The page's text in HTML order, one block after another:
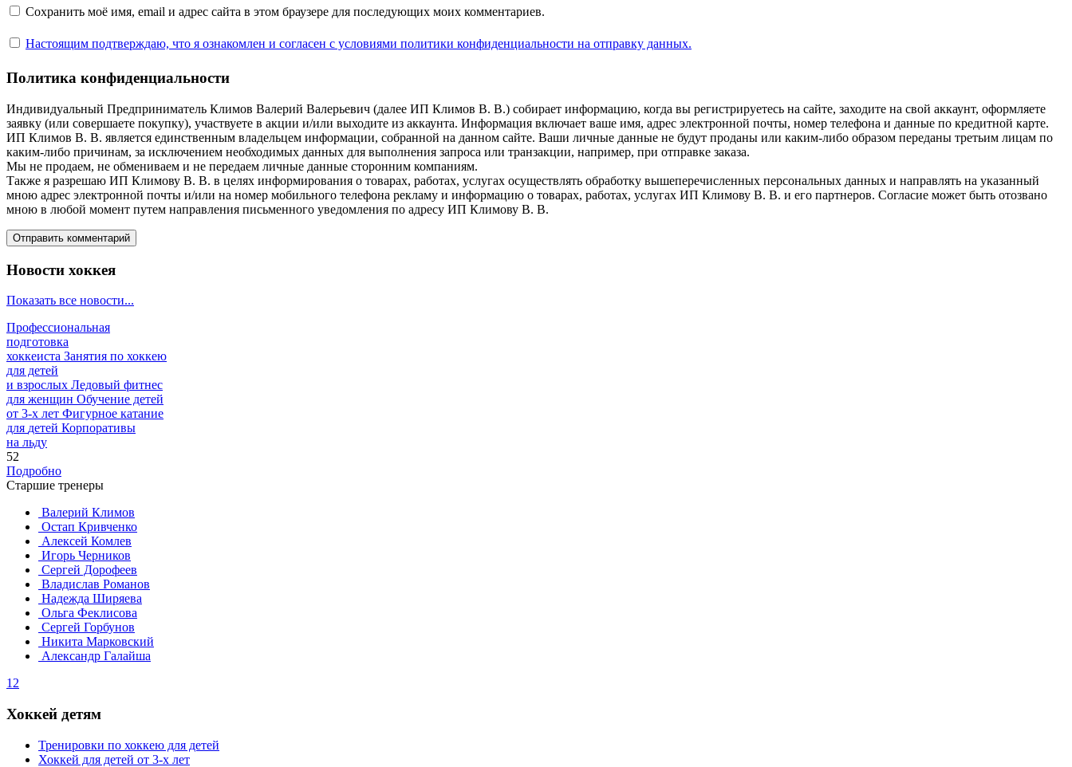
Сохранить моё имя, email и адрес сайта в этом браузере для последующих моих комментариев.
Настоящим подтверждаю, что я ознакомлен и согласен с условиями политики конфиденциальности на отправку данных.
Политика конфиденциальности
Индивидуальный Предприниматель Климов Валерий Валерьевич (далее ИП Климов В. В.) собирает информацию, когда вы регистрируетесь на сайте, заходите на свой аккаунт, оформляете
заявку (или совершаете покупку), участвуете в акции и/или выходите из аккаунта. Информация включает ваше имя, адрес электронной почты, номер телефона и данные по кредитной карте.
ИП Климов В. В. является единственным владельцем информации, собранной на данном сайте. Ваши личные данные не будут проданы или каким-либо образом переданы третьим лицам по
каким-либо причинам, за исключением необходимых данных для выполнения запроса или транзакции, например, при отправке заказа.
Мы не продаем, не обмениваем и не передаем личные данные сторонним компаниям.
Также я разрешаю ИП Климову В. В. в целях информирования о товарах, работах, услугах осуществлять обработку вышеперечисленных персональных данных и направлять на указанный
мною адрес электронной почты и/или на номер мобильного телефона рекламу и информацию о товарах, работах, услугах ИП Климову В. В. и его партнеров. Согласие может быть отозвано
мною в любой момент путем направления письменного уведомления по адресу ИП Климову В. В.
Новости хоккея
Показать все новости...
Профессиональная
подготовка
хоккеиста Занятия по хоккею
для детей
и взрослых Ледовый фитнес
для женщин Обучение детей
от 3-х лет Фигурное катание
для детей Корпоративы
на льду
52
Подробно
Старшие тренеры
Валерий Климов
Остап Кривченко
Алексей Комлев
Игорь Черников
Сергей Дорофеев
Владислав Романов
Надежда Ширяева
Ольга Феклисова
Сергей Горбунов
Никита Марковский
Александр Галайша
1 2
Хоккей детям
Тренировки по хоккею для детей
Хоккей для детей от 3-х лет